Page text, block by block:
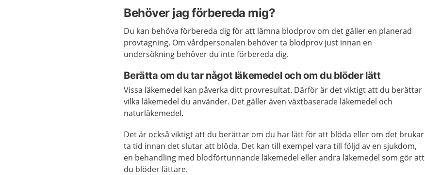
Behöver jag förbereda mig?
Du kan behöva förbereda dig för att lämna blodprov om det gäller en planerad
provtagning. Om vårdpersonalen behöver ta blodprov just innan en
undersökning behöver du inte förbereda dig.
Berätta om du tar något läkemedel och om du blöder lätt
Vissa läkemedel kan påverka ditt provresultat. Därför är det viktigt att du berättar
vilka läkemedel du använder. Det gäller även växtbaserade läkemedel och
naturläkemedel.
Det är också viktigt att du berättar om du har lätt för att blöda eller om det brukar
ta tid innan det slutar att blöda. Det kan till exempel vara till följd av en sjukdom,
en behandling med blodförtunnande läkemedel eller andra läkemedel som gör att
du blöder lättare.